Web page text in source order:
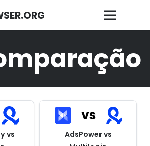
vs
AdsPower vs